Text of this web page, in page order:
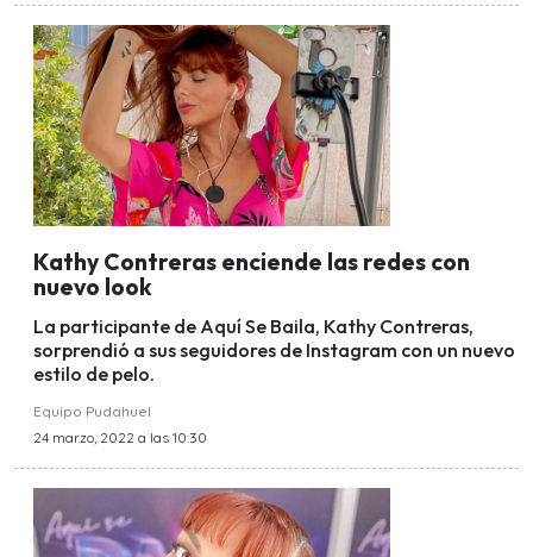
Kathy Contreras enciende las redes con
nuevo look
La participante de Aquí Se Baila, Kathy Contreras,
sorprendió a sus seguidores de Instagram con un nuevo
estilo de pelo.
Equipo Pudahuel
24 marzo, 2022 a las 10:30